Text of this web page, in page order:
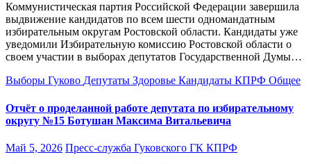
Коммунистическая партия Российской Федерации завершила
выдвижение кандидатов по всем шести одномандатным
избирательным округам Ростовской области. Кандидаты уже
уведомили Избирательную комиссию Ростовской области о
своем участии в выборах депутатов Государственной Думы…
Выборы Гуково Депутаты Здоровье Кандидаты КПРФ Общее
Отчёт о проделанной работе депутата по избирательному
округу №15 Ботушан Максима Витальевича
Май 5, 2026 Пресс-служба Гуковского ГК КПРФ